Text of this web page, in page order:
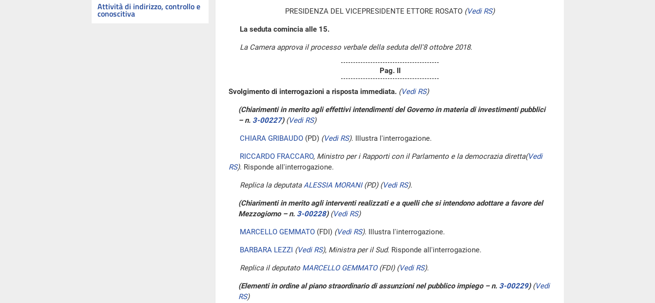
Attività di indirizzo, controllo e
conoscitiva PRESIDENZA DEL VICEPRESIDENTE ETTORE ROSATO (Vedi RS)
La seduta comincia alle 15.
La Camera approva il processo verbale della seduta dell'8 ottobre 2018.
Pag. II
Svolgimento di interrogazioni a risposta immediata. (Vedi RS)
(Chiarimenti in merito agli effettivi intendimenti del Governo in materia di investimenti pubblici
– n. 3-00227) (Vedi RS)
CHIARA GRIBAUDO (PD) (Vedi RS). Illustra l'interrogazione.
RICCARDO FRACCARO, Ministro per i Rapporti con il Parlamento e la democrazia diretta(Vedi
RS). Risponde all'interrogazione.
Replica la deputataALESSIA MORANI(PD) (Vedi RS).
(Chiarimenti in merito agli interventi realizzati e a quelli che si intendono adottare a favore del
Mezzogiorno – n. 3-00228) (Vedi RS)
MARCELLO GEMMATO (FDI) (Vedi RS). Illustra l'interrogazione.
BARBARA LEZZI (Vedi RS), Ministra per il Sud. Risponde all'interrogazione.
Replica il deputato MARCELLO GEMMATO(FDI) (Vedi RS).
(Elementi in ordine al piano straordinario di assunzioni nel pubblico impiego – n. 3-00229) (Vedi
RS)